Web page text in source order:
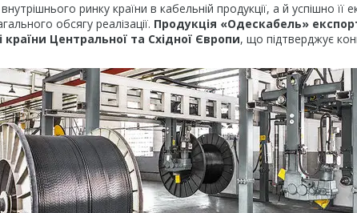
ринку країни в кабельній продукції, а й успішно її
обсягу реалізації. Продукція «Одескабель»
Центральної та Східної Європи, що підтверджує